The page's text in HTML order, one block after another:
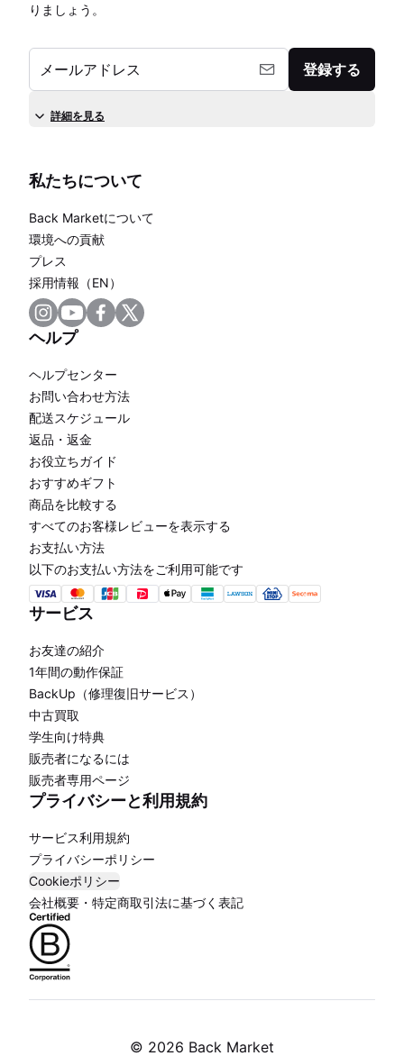
りましょう。
メールアドレス 登録する
詳細を見る
私たちについて
Back Marketについて
環境への貢献
プレス
採用情報（EN）
ヘルプ
ヘルプセンター
お問い合わせ方法
配送スケジュール
返品・返金
お役立ちガイド
おすすめギフト
商品を比較する
すべてのお客様レビューを表示する
お支払い方法
以下のお支払い方法をご利用可能です
サービス
お友達の紹介
1年間の動作保証
BackUp（修理復旧サービス）
中古買取
学生向け特典
販売者になるには
販売者専用ページ
プライバシーと利用規約
サービス利用規約
プライバシーポリシー
Cookieポリシー
会社概要・特定商取引法に基づく表記
© 2026 Back Market